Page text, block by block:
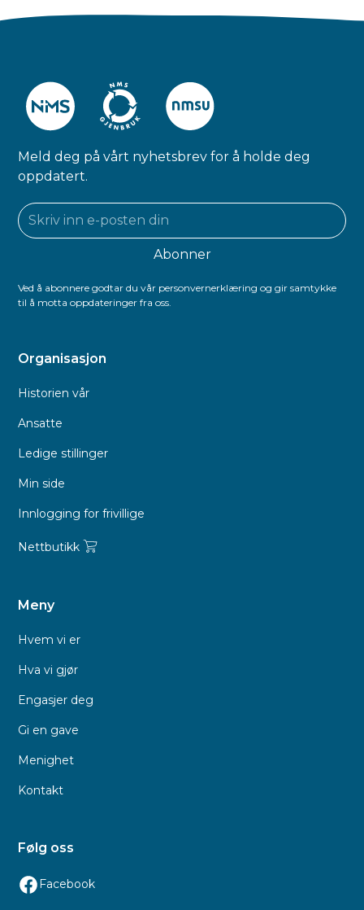
Meld deg på vårt nyhetsbrev for å holde deg
oppdatert.
Ved å abonnere godtar du vår personvernerklæring og gir samtykke
til å motta oppdateringer fra oss.
Organisasjon
Historien vår
Ansatte
Ledige stillinger
Min side
Innlogging for frivillige
Nettbutikk
Meny
Hvem vi er
Hva vi gjør
Engasjer deg
Gi en gave
Menighet
Kontakt
Følg oss
Facebook